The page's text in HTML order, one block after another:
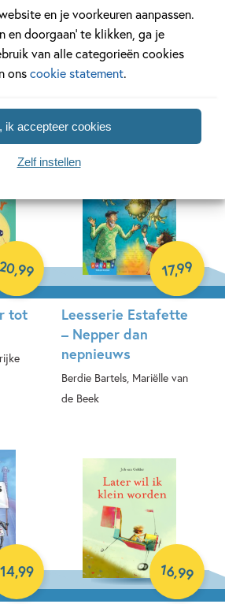
en je voorkeuren aanpassen.
en doorgaan’ te klikken, ga je
van alle categorieën cookies
onscookie statement.
ik accepteer cookies
Zelf instellen
en
Ik lees AVI – De
knotsgekke kast
Marte Jongbloed, Juliette
Hardcover
tot
20,99
Leesserie Estafette
– Nepper dan
nepnieuws
Berdie Bartels, Mariëlle van
de Beek
17,99
14,99 16,99